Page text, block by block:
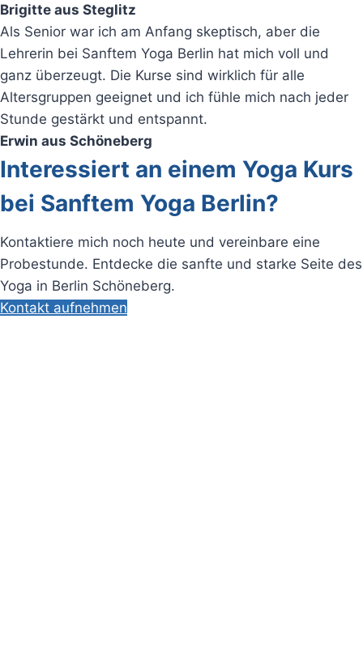
Brigitte aus Steglitz
Als Senior war ich am Anfang skeptisch, aber die
Lehrerin bei Sanftem Yoga Berlin hat mich voll und
ganz überzeugt. Die Kurse sind wirklich für alle
Altersgruppen geeignet und ich fühle mich nach jeder
Stunde gestärkt und entspannt.
Erwin aus Schöneberg
Interessiert an einem Yoga Kurs
bei Sanftem Yoga Berlin?
Kontaktiere mich noch heute und vereinbare eine
Probestunde. Entdecke die sanfte und starke Seite des
Yoga in Berlin Schöneberg.
Kontakt aufnehmen